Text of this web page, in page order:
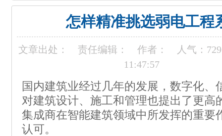
怎样精准挑选弱电工程
文章出处： 责任编辑： 作者： 人气：
11:47:57
国内建筑业经过几年的发展，数字化、
对建筑设计、施工和管理也提出了更高
集成商在智能建筑领域中所发挥的重要
认可。